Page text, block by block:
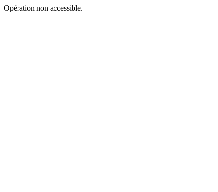
Opération non accessible.